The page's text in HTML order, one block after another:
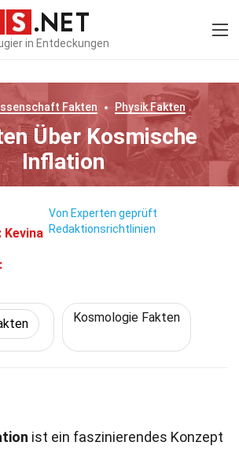
in Entdeckungen
Fakten PhysikFakten
Über Kosmische
Inflation
Kevina
Von Experten geprüft
Redaktionsrichtlinien
Kosmologie Fakten
ist ein faszinierendes Konzept